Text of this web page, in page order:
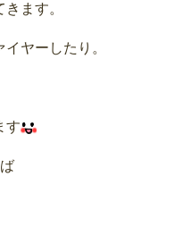
ます。
ヤーしたり。
す